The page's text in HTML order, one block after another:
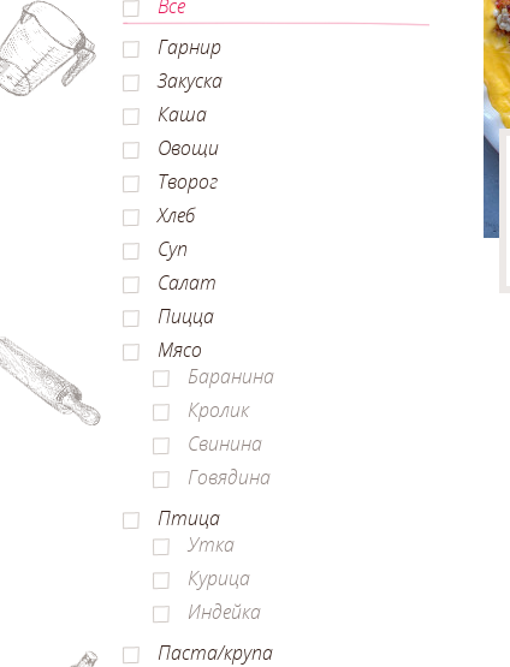
Все
Гарнир
Закуска
Каша
Овощи
Творог
Хлеб
Суп
Салат
Пицца
Мясо
Баранина
Кролик
Свинина
Говядина
Птица
Утка
Курица
Индейка
Паста/крупа